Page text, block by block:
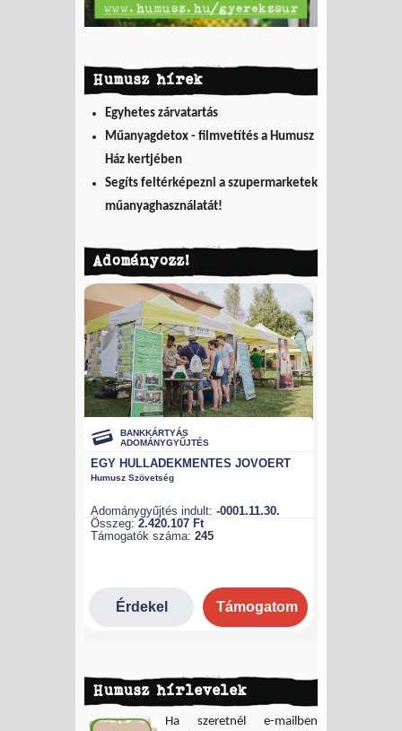
Humusz hírek
Egyhetes zárvatartás
Műanyagdetox - filmvetítés a Humusz
Ház kertjében
Segíts feltérképezni a szupermarketek
műanyaghasználatát!
Adományozz!
Humusz hírlevelek
Ha szeretnél e-mailben